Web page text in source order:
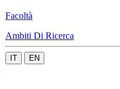
Facoltà
Ambiti Di Ricerca
IT EN